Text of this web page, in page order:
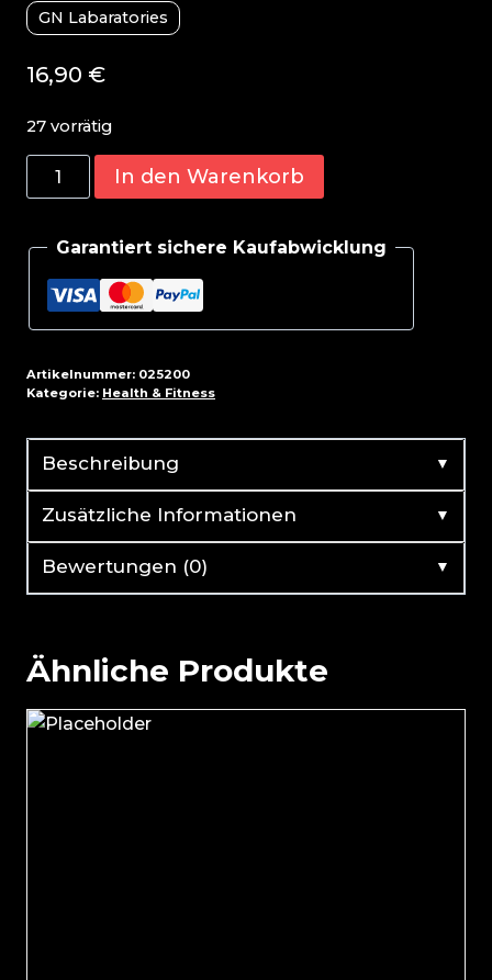
GN Labaratories
16,90 €
27 vorrätig
Curcumin
-
60
Kapsel
Menge
In den Warenkorb
Garantiert sichere Kaufabwicklung
Artikelnummer: 025200
Kategorie: Health & Fitness
Beschreibung ▼
Zusätzliche Informationen ▼
Bewertungen (0) ▼
Ähnliche Produkte